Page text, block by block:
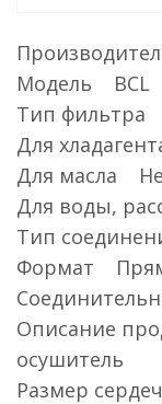
Модель BCL
Тип фильтра
Для
Для масла
Для воды,
Тип
Формат
Описание
осушитель
Размер